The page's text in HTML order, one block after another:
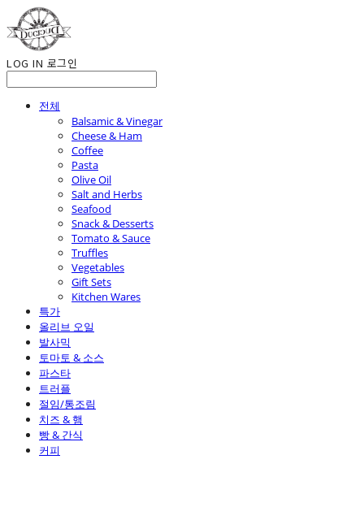
LOG IN 로그인
전체
Balsamic & Vinegar
Cheese & Ham
Coffee
Pasta
Olive Oil
Salt and Herbs
Seafood
Snack & Desserts
Tomato & Sauce
Truffles
Vegetables
Gift Sets
Kitchen Wares
특가
올리브 오일
발사믹
토마토 & 소스
파스타
트러플
절임/통조림
치즈 & 햄
빵 & 간식
커피